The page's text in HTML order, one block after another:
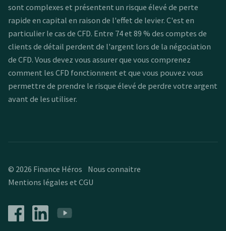
sont complexes et présentent un risque élevé de perte
rapide en capital en raison de l'effet de levier. C'est en
particulier le cas de CFD. Entre 74 et 89 % des comptes de
clients de détail perdent de l'argent lors de la négociation
de CFD. Vous devez vous assurer que vous comprenez
comment les CFD fonctionnent et que vous pouvez vous
permettre de prendre le risque élevé de perdre votre argent
avant de les utiliser.
© 2026 Finance Héros
Nous connaitre
Mentions légales et CGU